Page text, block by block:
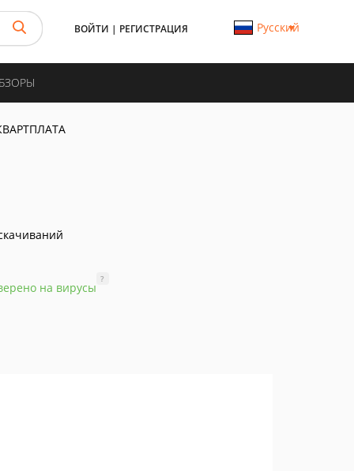
ВОЙТИ | РЕГИСТРАЦИЯ Русский
на вирусы
?